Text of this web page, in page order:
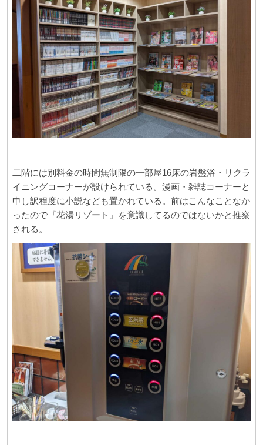
二階には別料金の時間無制限の一部屋16床の岩盤浴・リクラ
イニングコーナーが設けられている。漫画・雑誌コーナーと
申し訳程度に小説なども置かれている。前はこんなことなか
ったので『花湯リゾート』を意識してるのではないかと推察
される。